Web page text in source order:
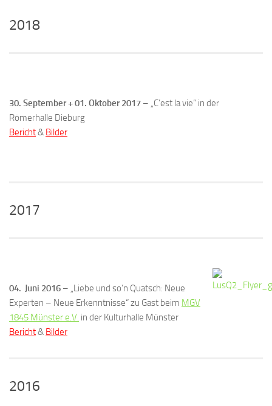
2018
30. September + 01. Oktober 2017 – „C’est la vie“ in der
Römerhalle Dieburg
Bericht& Bilder
2017
04. Juni 2016 – „Liebe und so’n Quatsch: Neue
Experten – Neue Erkenntnisse“ zu Gast beim MGV
1845 Münster e.V. in der Kulturhalle Münster
Bericht& Bilder
2016